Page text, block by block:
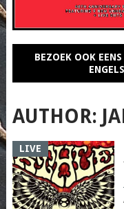
BEZOEK OOK
AUTHOR:
LIVE